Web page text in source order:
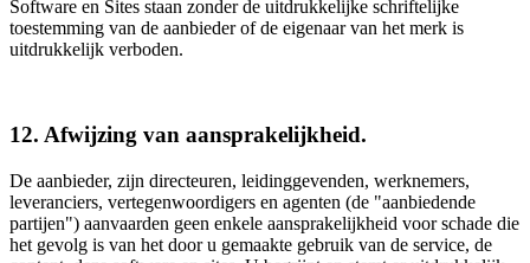
Software en Sites staan zonder de uitdrukkelijke schriftelijke
toestemming van de aanbieder of de eigenaar van het merk is
uitdrukkelijk verboden.
12. Afwijzing van aansprakelijkheid.
De aanbieder, zijn directeuren, leidinggevenden, werknemers,
leveranciers, vertegenwoordigers en agenten (de "aanbiedende
partijen") aanvaarden geen enkele aansprakelijkheid voor schade die
het gevolg is van het door u gemaakte gebruik van de service, de